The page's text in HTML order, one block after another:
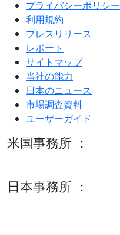
プライバシーポリシー
利用規約
プレスリリース
レポート
サイトマップ
当社の能力
日本のニュース
市場調査資料
ユーザーガイド
米国事務所 ：
日本事務所 ：